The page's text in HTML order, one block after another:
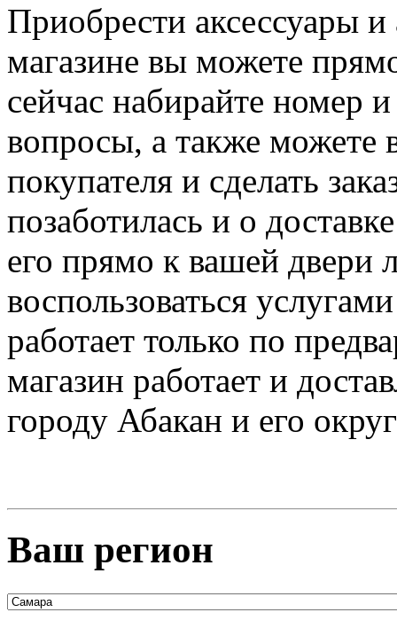
Приобрести аксессуары
магазине вы можете
сейчас набирайте номер
вопросы, а также можете
покупателя и сделать
позаботилась и о
его прямо к вашей двери
воспользоваться
работает только по
магазин работает и
городу Абакан и его
Ваш регион